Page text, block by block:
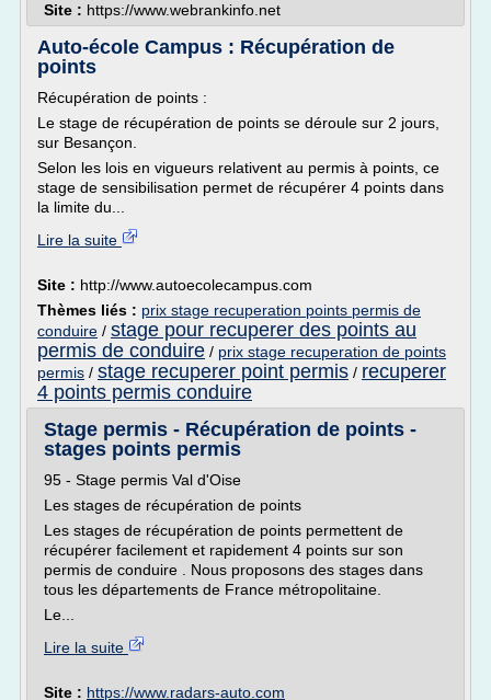
Site : https://www.webrankinfo.net
Auto-école Campus : Récupération de
points
Récupération de points :
Le stage de récupération de points se déroule sur 2 jours,
sur Besançon.
Selon les lois en vigueurs relativent au permis à points, ce
stage de sensibilisation permet de récupérer 4 points dans
la limite du...
Lire la suite
Site : http://www.autoecolecampus.com
Thèmes liés : prix stage recuperation points permis de
conduire / stage pour recuperer des points au
permis de conduire / prix stage recuperation de points
permis / stage recuperer point permis / recuperer
4 points permis conduire
Stage permis - Récupération de points -
stages points permis
95 - Stage permis Val d'Oise
Les stages de récupération de points
Les stages de récupération de points permettent de
récupérer facilement et rapidement 4 points sur son
permis de conduire . Nous proposons des stages dans
tous les départements de France métropolitaine.
Le...
Lire la suite
Site : https://www.radars-auto.com